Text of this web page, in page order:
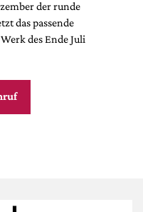
der runde
das passende
des Ende Juli